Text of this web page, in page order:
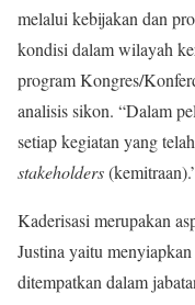
melalui kebijakan dan
kondisi dalam wilayah
program Kongres/
analisis sikon. “Dalam
setiap kegiatan yang
stakeholders
Kaderisasi merupakan
Justina yaitu
ditempatkan dalam